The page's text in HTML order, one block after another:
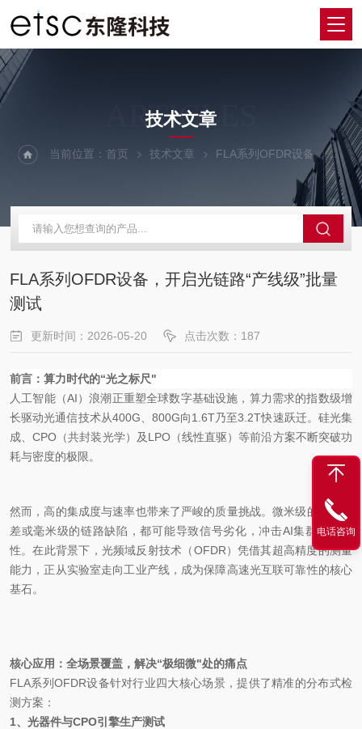
ARTICLES
技术文章
当前位置：首页 技术文章 FLA系列OFDR设备，开启光链路“产线级”批量测试
FLA系列OFDR设备，开启光链路“产线级”批量
测试
更新时间：2026-05-20 点击次数：187
前言： 算力时代的“光之标尺"
人工智能（AI）浪潮正重塑全球数字基础设施， 算力需求的指数级增
长驱动光通信技术从400G、800G向1.6T乃至3.2T快速跃迁。 硅光集
成 、CPO（共封装光学）及LPO（线性直驱）等前沿方案不断突破功
耗与密度的极限。
然而，高的集成度与速率也带来了严峻的质量挑战。微米级的连接偏
差或毫米级的链路缺陷，都可能导致信号劣化，冲击AI集群的稳定
性。在此背景下，光频域反射技术（OFDR）凭借其超高精度的测量
能力，正从实验室走向工业产线，成为保障高速光互联可靠性的核心
基石。
核心应用：全场景覆盖，解决“极细微"处的痛点
FLA系列OFDR设备针对行业四大核心场景，提供了精准的分布式检
测方案：
1、 光器件与CPO引擎生产测试
电话咨询